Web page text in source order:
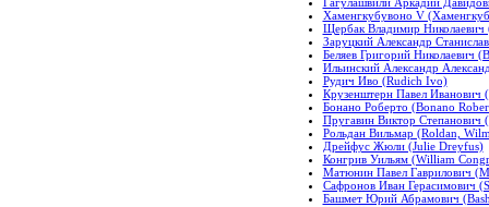
Хаменгкубувоно V
Щербак Владимир
Заруцкий Александр
Беляев Григорий Николаевич
Ильинский Александр
Рудич Иво (Rudich Ivo)
Крузенштерн Павел Иванович
Бонано Роберто (Bonano
Пругавин Виктор Степанович
Рольдан Вильмар (Roldan,
Дрейфус Жюли (Julie Dreyfus)
Конгрив Уильям (William
Матюнин Павел Гаврилович
Сафронов Иван Герасимович
Башмет Юрий Абрамович